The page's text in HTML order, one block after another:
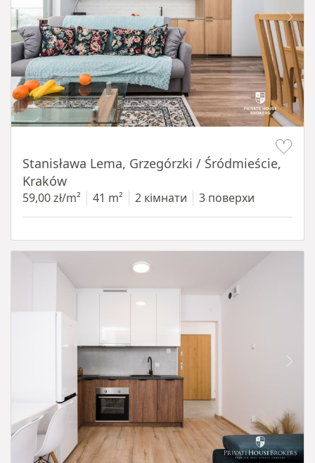
Stanisława Lema, Grzegórzki / Śródmieście,
Kraków
59,00 zł/m² 41 m² 2 кімнати 3 поверхи